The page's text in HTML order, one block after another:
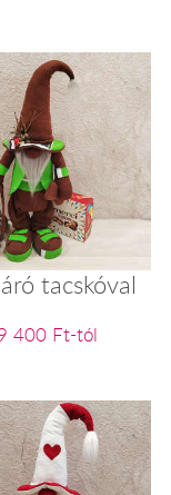
tacskóval
400 Ft-tól